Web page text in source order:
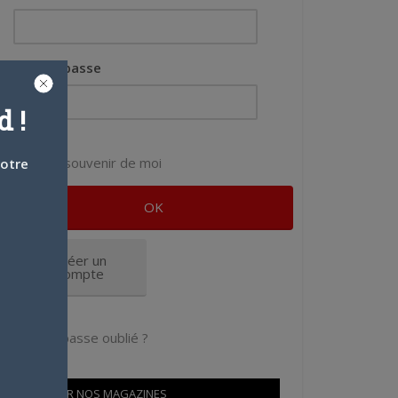
Mot de passe
Se souvenir de moi
Créer un
compte
Mot de passe oublié ?
OÙ TROUVER NOS MAGAZINES
!